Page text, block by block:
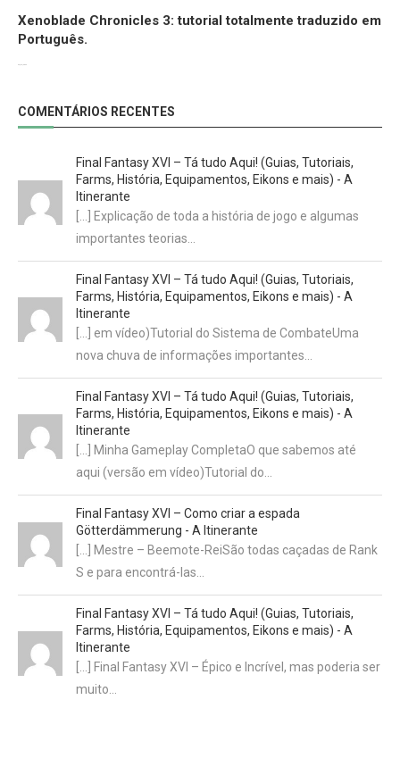
Xenoblade Chronicles 3: tutorial totalmente traduzido em
Português.
COMENTÁRIOS RECENTES
Final Fantasy XVI – Tá tudo Aqui! (Guias, Tutoriais,
Farms, História, Equipamentos, Eikons e mais) - A
Itinerante
[…] Explicação de toda a história de jogo e algumas
importantes teorias…
Final Fantasy XVI – Tá tudo Aqui! (Guias, Tutoriais,
Farms, História, Equipamentos, Eikons e mais) - A
Itinerante
[…] em vídeo)Tutorial do Sistema de CombateUma
nova chuva de informações importantes…
Final Fantasy XVI – Tá tudo Aqui! (Guias, Tutoriais,
Farms, História, Equipamentos, Eikons e mais) - A
Itinerante
[…] Minha Gameplay CompletaO que sabemos até
aqui (versão em vídeo)Tutorial do…
Final Fantasy XVI – Como criar a espada
Götterdämmerung - A Itinerante
[…] Mestre – Beemote-ReiSão todas caçadas de Rank
S e para encontrá-las…
Final Fantasy XVI – Tá tudo Aqui! (Guias, Tutoriais,
Farms, História, Equipamentos, Eikons e mais) - A
Itinerante
[…] Final Fantasy XVI – Épico e Incrível, mas poderia ser
muito…